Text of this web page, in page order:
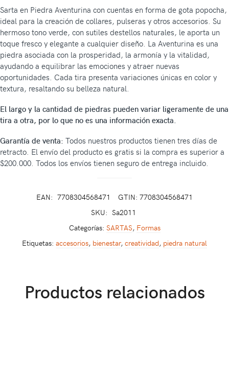
Sarta en Piedra Aventurina con cuentas en forma de gota popocha,
ideal para la creación de collares, pulseras y otros accesorios. Su
hermoso tono verde, con sutiles destellos naturales, le aporta un
toque fresco y elegante a cualquier diseño. La Aventurina es una
piedra asociada con la prosperidad, la armonía y la vitalidad,
ayudando a equilibrar las emociones y atraer nuevas
oportunidades. Cada tira presenta variaciones únicas en color y
textura, resaltando su belleza natural.
El largo y la cantidad de piedras pueden variar ligeramente de una
tira a otra, por lo que no es una información exacta.
Garantía de venta: Todos nuestros productos tienen tres días de
retracto. El envío del producto es gratis si la compra es superior a
$200.000. Todos los envíos tienen seguro de entrega incluido.
EAN: 7708304568471
GTIN: 7708304568471
SKU: Sa2011
Categorías: SARTAS, Formas
Etiquetas: accesorios, bienestar, creatividad, piedra natural
Productos relacionados